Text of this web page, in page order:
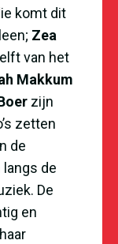
komt dit
Zea
van het
Makkum
zijn
’s zetten
de
de
De
en